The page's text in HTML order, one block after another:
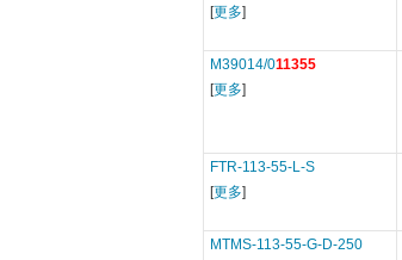
[更多]
M39014/011355
[更多]
FTR-113-55-L-S
[更多]
MTMS-113-55-G-D-250